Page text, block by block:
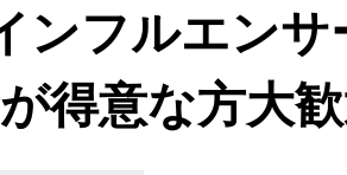
ンフルエン
得意な方大